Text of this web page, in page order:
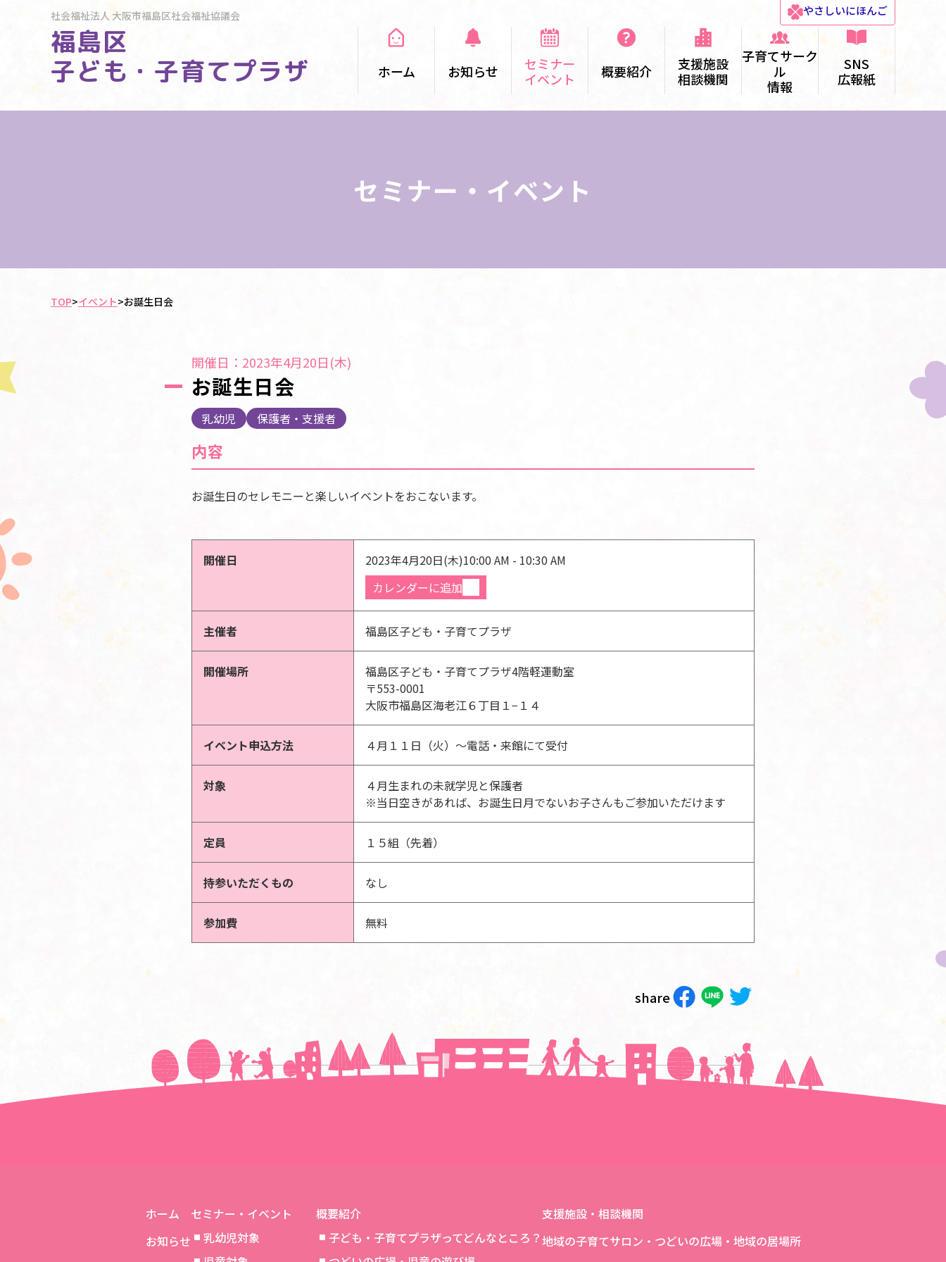
社会福祉法人大阪市福島区社会福祉協議会
福島区
子ども・子育てプラザ
やさしいにほんご
ホーム お知らせ
セミナー
イベント
概要紹介
支援施設
相談機関
子育てサーク
ル
情報
SNS
広報紙
セミナー・イベント
TOP>イベント>お誕生日会
開催日：2023年4月20日(木)
お誕生日会
乳幼児 保護者・支援者
内容
お誕生日のセレモニーと楽しいイベントをおこないます。
開催日 2023年4月20日(木)10:00 AM - 10:30 AM
カレンダーに追加
主催者 福島区子ども・子育てプラザ
開催場所
福島区子ども・子育てプラザ4階軽運動室
〒553-0001
大阪市福島区海老江６丁目１−１４
イベント申込方法 ４月１１日（火）～電話・来館にて受付
対象
４月生まれの未就学児と保護者
※当日空きがあれば、お誕生日月でないお子さんもご参加いただけます
定員 １５組（先着）
持参いただくもの なし
参加費 無料
share
＜＜前の記事へ 次の記事へ＞＞
ホーム
お知らせ
セミナー・イベント
乳幼児対象
概要紹介
子ども・子育てプラザってどんなところ？
支援施設・相談機関
地域の子育てサロン・つどいの広場・地域の居場所